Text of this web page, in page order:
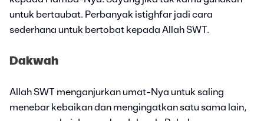
untuk bertaubat. Perbanyak istighfar jadi cara
sederhana untuk bertobat kepada Allah SWT.
Dakwah
Allah SWT menganjurkan umat-Nya untuk saling
menebar kebaikan dan mengingatkan satu sama lain,